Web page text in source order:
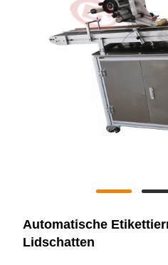
Automatische
Lidschatten